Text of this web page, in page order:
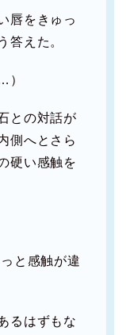
唇をきゅっ
答えた。
）
との対話が
側へとさら
硬い感触を
と感触が違
るはずもな